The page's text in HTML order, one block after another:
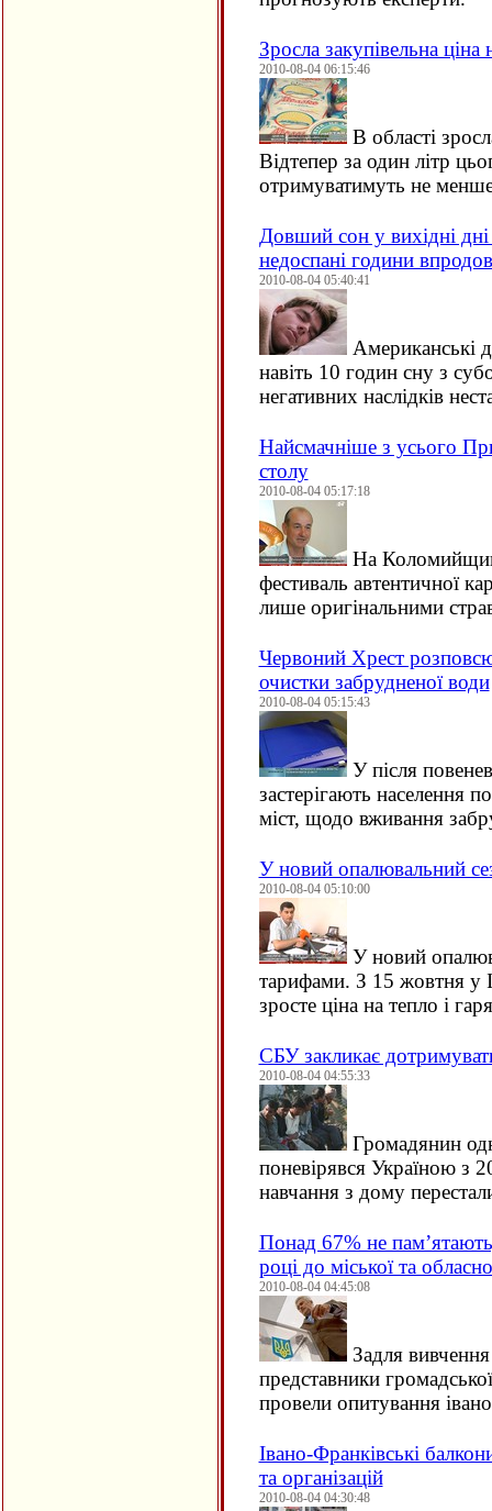
Зросла закупівельна
2010-08-04 06:15:46
В області
Відтепер за один літр
отримуватимуть не
Довший сон у вихідні
недоспані години
2010-08-04 05:40:41
Американські
навіть 10 годин сну з
негативних наслідків
Найсмачніше з усього
столу
2010-08-04 05:17:18
На
фестиваль автентичної
лише оригінальними
Червоний Хрест
очистки забрудненої води
2010-08-04 05:15:43
У після
застерігають населення
міст, щодо вживання
У новий опалювальний
2010-08-04 05:10:00
У новий
тарифами. З 15 жовтня у
зросте ціна на тепло і
СБУ закликає
2010-08-04 04:55:33
Громадянин
поневірявся Україною з
навчання з дому
Понад 67% не
році до міської та
2010-08-04 04:45:08
Задля вивчення
представники
провели опитування
Івано-Франківські
та організацій
2010-08-04 04:30:48